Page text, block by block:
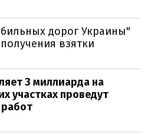
дорог Украины"
взятки
3 миллиарда на
участках проведут